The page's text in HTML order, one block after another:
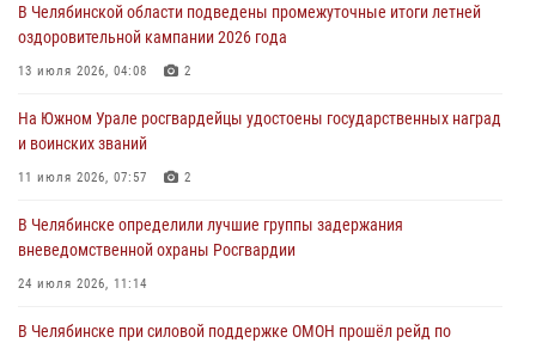
Росгвардия обеспечивает безопасность граждан на южном
направлении
31 июля 2026, 11:32
В Уральском округе Росгвардии состоялось заседание
оперативного штаба
30 июля 2026, 10:53
В Челябинской области подведены промежуточные итоги летней
оздоровительной кампании 2026 года
13 июля 2026, 04:08 2
На Южном Урале росгвардейцы удостоены государственных наград
и воинских званий
11 июля 2026, 07:57 2
В Челябинске определили лучшие группы задержания
вневедомственной охраны Росгвардии
24 июля 2026, 11:14
В Челябинске при силовой поддержке ОМОН прошёл рейд по